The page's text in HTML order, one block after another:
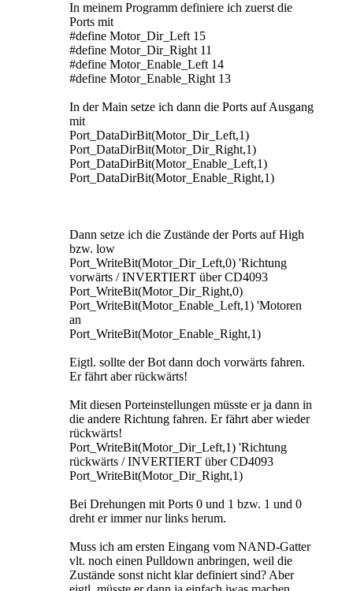
In meinem Programm definiere ich zuerst die
Ports mit
#define Motor_Dir_Left 15
#define Motor_Dir_Right 11
#define Motor_Enable_Left 14
#define Motor_Enable_Right 13
In der Main setze ich dann die Ports auf Ausgang
mit
Port_DataDirBit(Motor_Dir_Left,1)
Port_DataDirBit(Motor_Dir_Right,1)
Port_DataDirBit(Motor_Enable_Left,1)
Port_DataDirBit(Motor_Enable_Right,1)
Dann setze ich die Zustände der Ports auf High
bzw. low
Port_WriteBit(Motor_Dir_Left,0) 'Richtung
vorwärts / INVERTIERT über CD4093
Port_WriteBit(Motor_Dir_Right,0)
Port_WriteBit(Motor_Enable_Left,1) 'Motoren
an
Port_WriteBit(Motor_Enable_Right,1)
Eigtl. sollte der Bot dann doch vorwärts fahren.
Er fährt aber rückwärts!
Mit diesen Porteinstellungen müsste er ja dann in
die andere Richtung fahren. Er fährt aber wieder
rückwärts!
Port_WriteBit(Motor_Dir_Left,1) 'Richtung
rückwärts / INVERTIERT über CD4093
Port_WriteBit(Motor_Dir_Right,1)
Bei Drehungen mit Ports 0 und 1 bzw. 1 und 0
dreht er immer nur links herum.
Muss ich am ersten Eingang vom NAND-Gatter
vlt. noch einen Pulldown anbringen, weil die
Zustände sonst nicht klar definiert sind? Aber